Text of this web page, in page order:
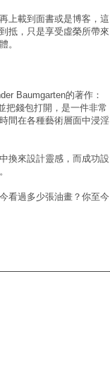
上載到面書或是博客，這
抵，只是享受虛榮所帶來
。
Baumgarten的著作：
把錢包打開，是一件非常
間在各種藝術層面中浸淫
換來設計靈感，而成功設
看過多少張油畫？你至今